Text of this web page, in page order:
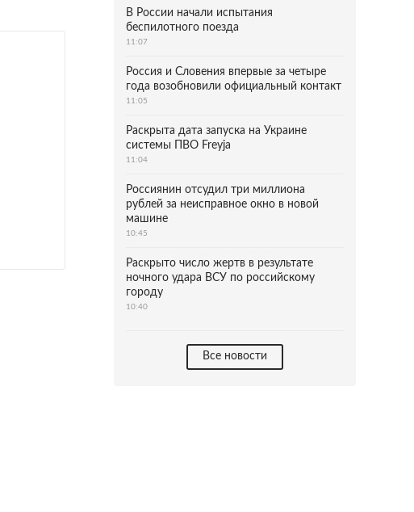
В России начали испытания
беспилотного поезда
11:07
Россия и Словения впервые за четыре
года возобновили официальный контакт
11:05
Раскрыта дата запуска на Украине
системы ПВО Freyja
11:04
Россиянин отсудил три миллиона
рублей за неисправное окно в новой
машине
10:45
Раскрыто число жертв в результате
ночного удара ВСУ по российскому
городу
10:40
Все новости